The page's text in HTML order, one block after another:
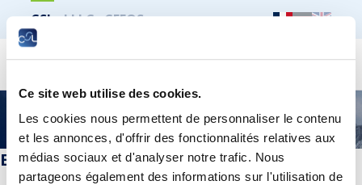
Ce site web utilise des cookies.
Les cookies nous permettent de personnaliser le contenu
et les annonces, d'offrir des fonctionnalités relatives aux
médias sociaux et d'analyser notre trafic. Nous
partageons également des informations sur l'utilisation de
CSL LLLC CEFOS
Checkout
Erreur de template